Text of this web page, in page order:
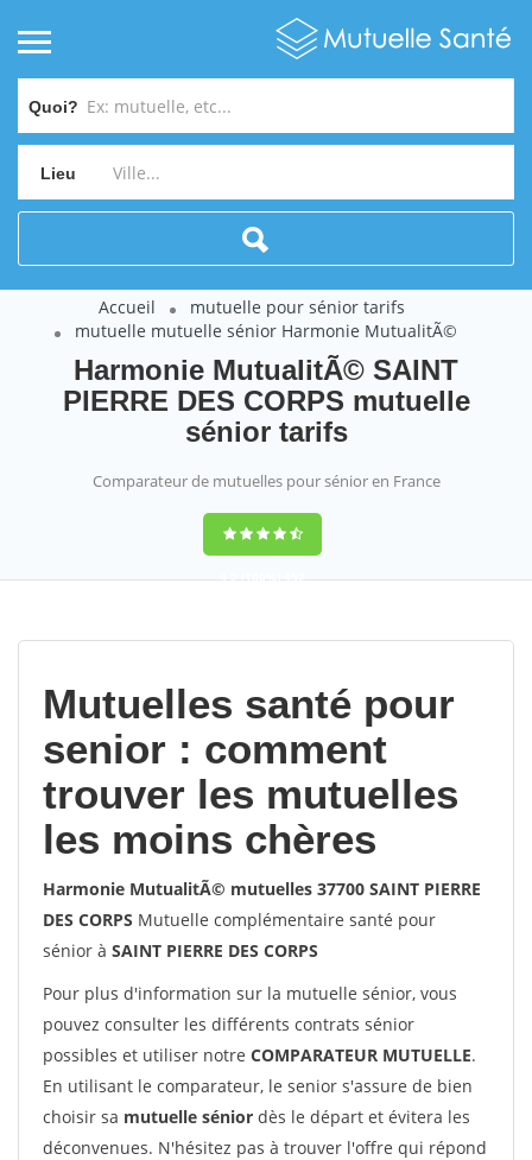
Quoi?
Lieu
Accueil
mutuelle pour sénior tarifs
mutuelle mutuelle sénior Harmonie MutualitÃ©
Harmonie MutualitÃ© SAINT
PIERRE DES CORPS mutuelle
sénior tarifs
Comparateur de mutuelles pour sénior en France
9,2(100%)452
Mutuelles santé pour
senior : comment
trouver les mutuelles
les moins chères
Harmonie MutualitÃ© mutuelles 37700 SAINT PIERRE
DES CORPS Mutuelle complémentaire santé pour
sénior à SAINT PIERRE DES CORPS
Pour plus d'information sur la mutuelle sénior, vous
pouvez consulter les différents contrats sénior
possibles et utiliser notre COMPARATEUR MUTUELLE.
En utilisant le comparateur, le senior s'assure de bien
choisir sa mutuelle sénior dès le départ et évitera les
déconvenues. N'hésitez pas à trouver l'offre qui répond